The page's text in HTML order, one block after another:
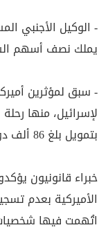
- الوكيل الأجنبي
يملك نصف أسهم
- سبق لمؤثرين
بتمويل بلغ 86 ألف دولار من
خبراء قانونيون
الأميركية بعدم
اتُهمت فيها